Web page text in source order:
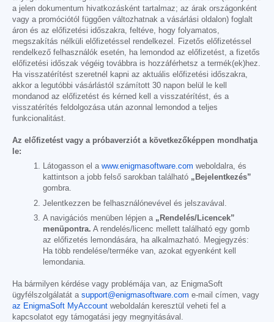
a jelen dokumentum hivatkozásként tartalmaz; az árak országonként
vagy a promóciótól függően változhatnak a vásárlási oldalon) foglalt
áron és az előfizetési időszakra, feltéve, hogy folyamatos,
megszakítás nélküli előfizetéssel rendelkezel. Fizetős előfizetéssel
rendelkező felhasználók esetén, ha lemondod az előfizetést, a fizetős
előfizetési időszak végéig továbbra is hozzáférhetsz a termék(ek)hez.
Ha visszatérítést szeretnél kapni az aktuális előfizetési időszakra,
akkor a legutóbbi vásárlástól számított 30 napon belül le kell
mondanod az előfizetést és kérned kell a visszatérítést, és a
visszatérítés feldolgozása után azonnal lemondod a teljes
funkcionalitást.
Az előfizetést vagy a próbaverziót a következőképpen mondhatja
le:
Látogasson el a www.enigmasoftware.com weboldalra, és
kattintson a jobb felső sarokban található „Bejelentkezés”
gombra.
Jelentkezzen be felhasználónevével és jelszavával.
A navigációs menüben lépjen a „Rendelés/Licencek”
menüpontra. A rendelés/licenc mellett található egy gomb
az előfizetés lemondására, ha alkalmazható. Megjegyzés:
Ha több rendelése/terméke van, azokat egyenként kell
lemondania.
Ha bármilyen kérdése vagy problémája van, az EnigmaSoft
ügyfélszolgálatát a support@enigmasoftware.com e-mail címen, vagy
az EnigmaSoft MyAccount weboldalán keresztül veheti fel a
kapcsolatot egy támogatási jegy megnyitásával.